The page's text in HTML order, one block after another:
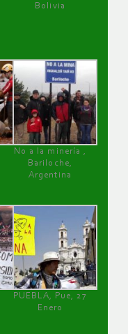
Bolivia
No a la minería ,
Bariloche,
Argentina
PUEBLA, Pue, 27
Enero